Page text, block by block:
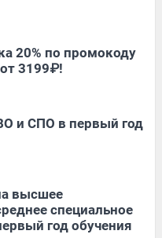
20% по промокоду
3199₽!
и СПО в первый год
высшее
специальное
год обучения